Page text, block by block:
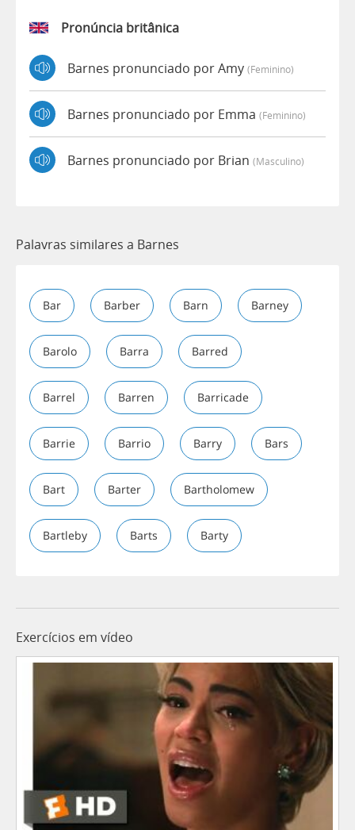
Pronúncia britânica
Barnes pronunciado por Amy (feminino)
Barnes pronunciado por Emma (feminino)
Barnes pronunciado por Brian (masculino)
Palavras similares a Barnes
Bar Barber Barn Barney
Barolo Barra Barred
Barrel Barren Barricade
Barrie Barrio Barry Bars
Bart Barter Bartholomew
Bartleby Barts Barty
Exercícios em vídeo